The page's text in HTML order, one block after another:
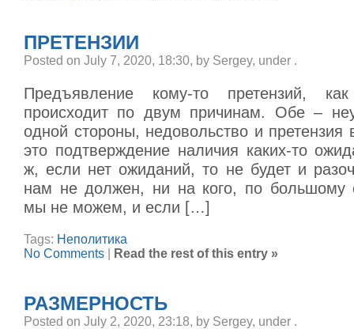
ПРЕТЕНЗИИ
Posted on July 7, 2020, 18:30, by Sergey, under .
Предъявление кому-то претензий,
происходит по двум причинам. Обе –
одной стороны, недовольство и претензия
это подтверждение наличия каких-то
ж, если нет ожиданий, то не будет и
нам не должен, ни на кого, по большому
мы не можем, и если […]
Tags: Неполитика
No Comments
Read the rest of this entry »
РАЗМЕРНОСТЬ
Posted on July 2, 2020, 23:18, by Sergey, under .